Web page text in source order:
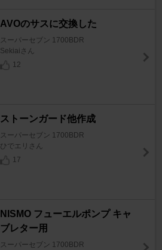
AVOのサスに交換した
スーパーセブン 1700BDR
Sekiaiさん
12
ストーンガード他作成
スーパーセブン 1700BDR
ひでエリさん
17
NISMO フューエルポンプ キャ
ブレター用
スーパーセブン 1700BDR